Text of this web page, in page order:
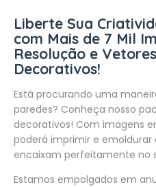
Liberte Sua
com Mais de 7 Mil
Resolução e
Decorativos!
Está procurando uma
paredes? Conheça nosso
decorativos! Com imagens
poderá imprimir e emoldurar
encaixam perfeitamente no
Estamos empolgados em